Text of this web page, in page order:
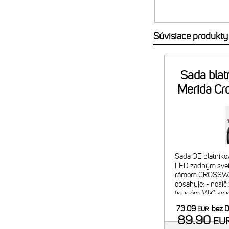
Súvisiace produkty
Sada
Merida
Sada OE
LED zadným
rámom
obsahuje: -
(systém MIK) so
blatník z
73.09EUR bez
89.90